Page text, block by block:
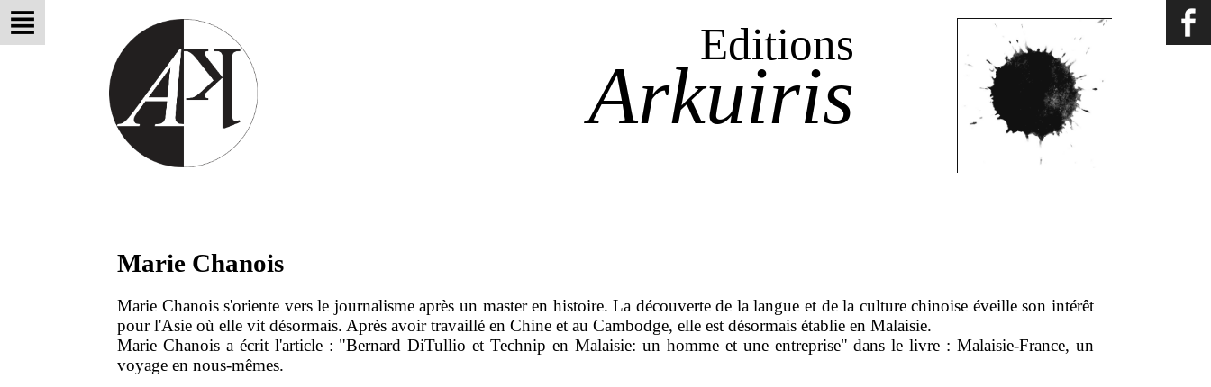
Editions
Arkuiris
Marie Chanois
Marie Chanois s'oriente vers le journalisme après un master en histoire. La découverte de la langue et de la culture chinoise éveille son intérêt
pour l'Asie où elle vit désormais. Après avoir travaillé en Chine et au Cambodge, elle est désormais établie en Malaisie.
Marie Chanois a écrit l'article : "Bernard DiTullio et Technip en Malaisie: un homme et une entreprise" dans le livre : Malaisie-France, un
voyage en nous-mêmes.